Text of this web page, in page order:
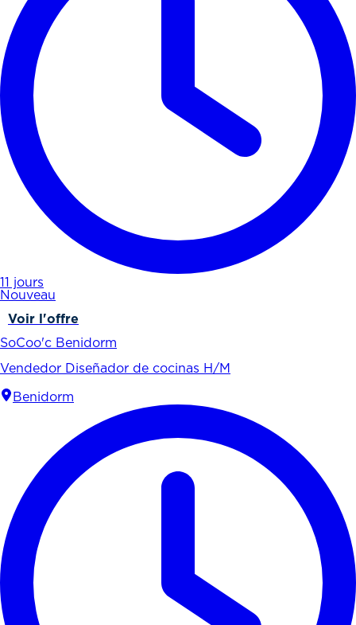
11 jours
Nouveau
Voir l'offre
SoCoo'c Benidorm
Vendedor Diseñador de cocinas H/M
Benidorm